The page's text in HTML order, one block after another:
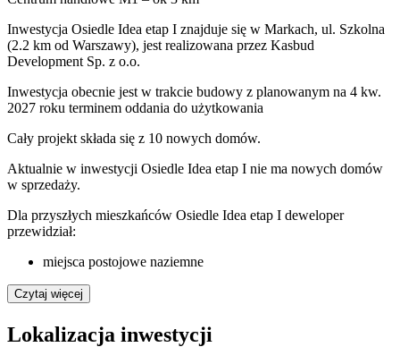
Inwestycja Osiedle Idea etap I znajduje się w Markach, ul. Szkolna
(2.2 km od Warszawy), jest realizowana przez Kasbud
Development Sp. z o.o.
Inwestycja obecnie jest w trakcie budowy z planowanym na 4 kw.
2027 roku terminem oddania do użytkowania
Cały projekt składa się z 10 nowych domów.
Aktualnie w inwestycji Osiedle Idea etap I nie ma nowych domów
w sprzedaży.
Dla przyszłych mieszkańców Osiedle Idea etap I deweloper
przewidział:
miejsca postojowe naziemne
Czytaj więcej
Lokalizacja inwestycji